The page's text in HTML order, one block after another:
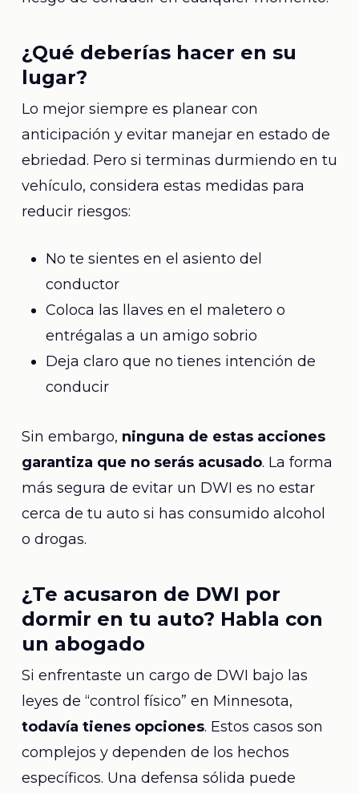
¿Qué deberías hacer en su
lugar?
Lo mejor siempre es planear con
anticipación y evitar manejar en estado de
ebriedad. Pero si terminas durmiendo en tu
vehículo, considera estas medidas para
reducir riesgos:
No te sientes en el asiento del
conductor
Coloca las llaves en el maletero o
entrégalas a un amigo sobrio
Deja claro que no tienes intención de
conducir
Sin embargo, ninguna de estas acciones
garantiza que no serás acusado. La forma
más segura de evitar un DWI es no estar
cerca de tu auto si has consumido alcohol
o drogas.
¿Te acusaron de DWI por
dormir en tu auto? Habla con
un abogado
Si enfrentaste un cargo de DWI bajo las
leyes de “control físico” en Minnesota,
todavía tienes opciones. Estos casos son
complejos y dependen de los hechos
específicos. Una defensa sólida puede